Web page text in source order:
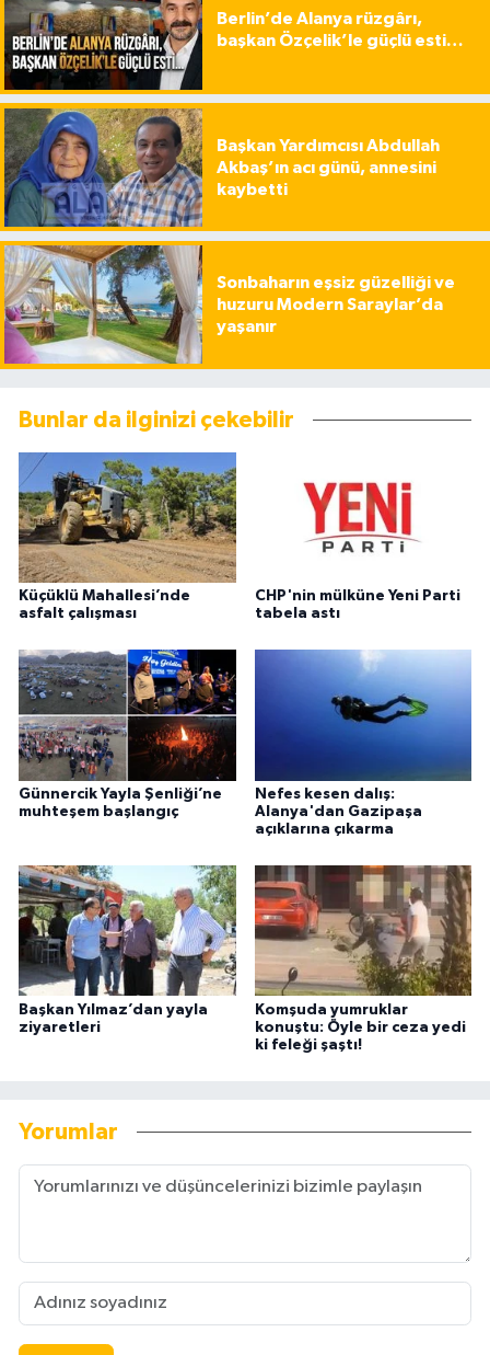
Berlin’de Alanya rüzgârı,
başkan Özçelik’le güçlü esti…
Başkan Yardımcısı Abdullah
Akbaş’ın acı günü, annesini
kaybetti
Sonbaharın eşsiz güzelliği ve
huzuru Modern Saraylar’da
yaşanır
Bunlar da ilginizi çekebilir
Küçüklü Mahallesi’nde
asfalt çalışması
CHP'nin mülküne Yeni Parti
tabela astı
Günnercik Yayla Şenliği’ne
muhteşem başlangıç
Nefes kesen dalış:
Alanya'dan Gazipaşa
açıklarına çıkarma
Başkan Yılmaz’dan yayla
ziyaretleri
Komşuda yumruklar
konuştu: Öyle bir ceza yedi
ki feleği şaştı!
Yorumlar